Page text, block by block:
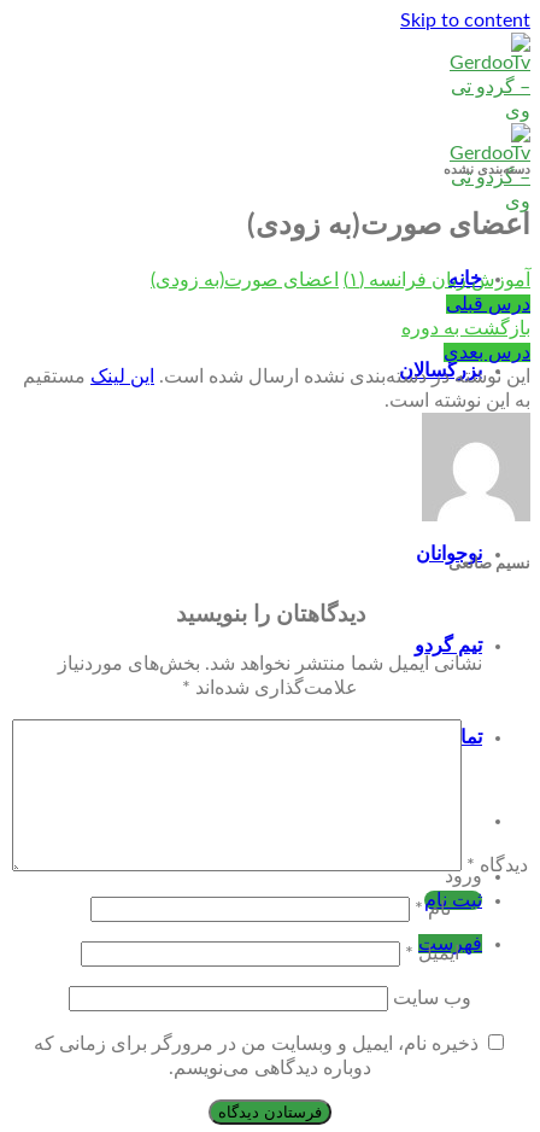
Skip to content
خانه
بزرگسالان
کودکان
نوجوانان
تیم گردو
تماس با ما
ورود
ثبت نام
فهرست
دسته‌بندی نشده
اعضای صورت(به زودی)
آموزش زبان فرانسه (۱)
اعضای صورت(به زودی)
درس قبلی
بازگشت به دوره
درس بعدی
این نوشته در دسته‌بندی نشده ارسال شده است.
این لینک مستقیم
به این نوشته است.
نسیم صانعی
دیدگاهتان را بنویسید
نشانی ایمیل شما منتشر نخواهد شد. بخش‌های موردنیاز
علامت‌گذاری شده‌اند *
دیدگاه *
نام*
ایمیل *
وب‌ سایت
ذخیره نام، ایمیل و وبسایت من در مرورگر برای زمانی که
دوباره دیدگاهی می‌نویسم.